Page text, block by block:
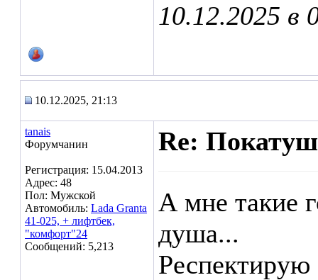
10.12.2025 в
10.12.2025, 21:13
tanais
Форумчанин
Регистрация: 15.04.2013
Адрес: 48
Пол: Мужской
Автомобиль: Lada Granta
41-025, + лифтбек,
"комфорт"24
Сообщений: 5,213
Re:
А мне такие
душа...
Респектирую